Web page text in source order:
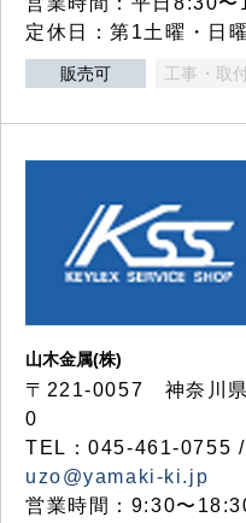
定休日：第1土曜・日
販売可 工事・取
山木金属(株)
〒221-0057 神奈川県
0
TEL：045-461-0755
uzo@yamaki-ki.jp
営業時間：9:30〜